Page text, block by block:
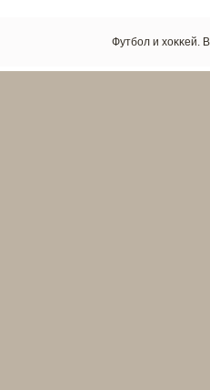
Футбол и хоκκей.